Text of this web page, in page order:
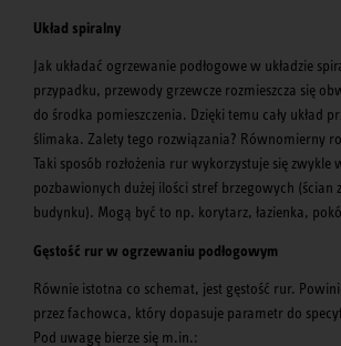
Układ spiralny
Jak układać ogrzewanie podłogowe w układzie
przypadku, przewody grzewcze rozmieszcza się
do środka pomieszczenia. Dzięki temu cały układ
ślimaka. Zalety tego rozwiązania? Równomierny
Taki sposób rozłożenia rur wykorzystuje się zwykle
pozbawionych dużej ilości stref brzegowych (ścian
budynku). Mogą być to np. korytarz, łazienka,
Gęstość rur w ogrzewaniu podłogowym
Równie istotna co schemat, jest gęstość rur.
przez fachowca, który dopasuje parametr do
Pod uwagę bierze się m.in.: